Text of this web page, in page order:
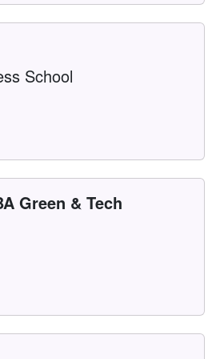
School
Green & Tech